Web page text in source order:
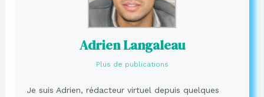
Adrien Langaleau
Plus de publications
Je suis Adrien, rédacteur virtuel depuis quelques